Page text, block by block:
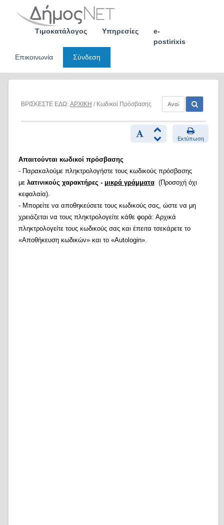
Τιμοκατάλογος Υπηρεσίες
e-
postirixis
Επικοινωνία
Σύνδεση
ΒΡΙΣΚΕΣΤΕ ΕΔΩ: ΑΡΧΙΚΗ / Κωδικοί Πρόσβασης
Εκτύπωση
Απαιτούνται κωδικοί πρόσβασης
- Παρακαλούμε πληκτρολογήστε τους κωδικούς πρόσβασης
με λατινικούς χαρακτήρες - μικρά γράμματα(Προσοχή όχι
κεφαλαία).
- Μπορείτε να αποθηκεύσετε τους κωδικούς σας, ώστε να μη
χρειάζεται να τους πληκτρολογείτε κάθε φορά: Αρχικά
πληκτρολογείτε τους κωδικούς σας και έπειτα τσεκάρετε το
«Αποθήκευση κωδικών» και το «Autologin».